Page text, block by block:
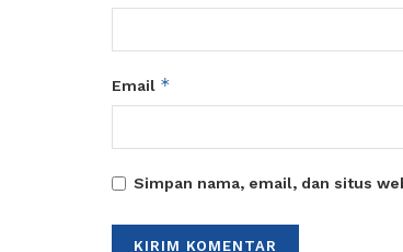
Email *
Simpan nama, email, dan situs